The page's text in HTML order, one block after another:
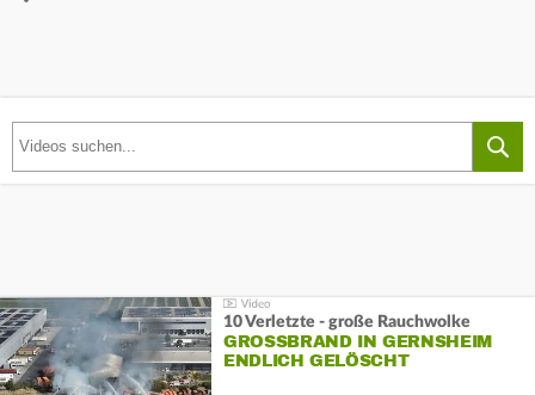
10 Verletzte - große Rauchwolke
GROSSBRAND IN GERNSHEIM E
NDLICH GELÖSCHT